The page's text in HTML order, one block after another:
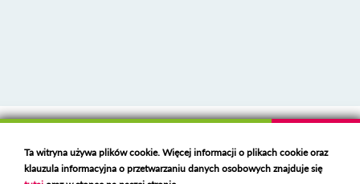
Deklaracja dostępności
Polski serwer RBLhttps://polspam.pl/
Ta witryna używa plików cookie. Więcej informacji o plikach cookie oraz
klauzula informacyjna o przetwarzaniu danych osobowych znajduje się